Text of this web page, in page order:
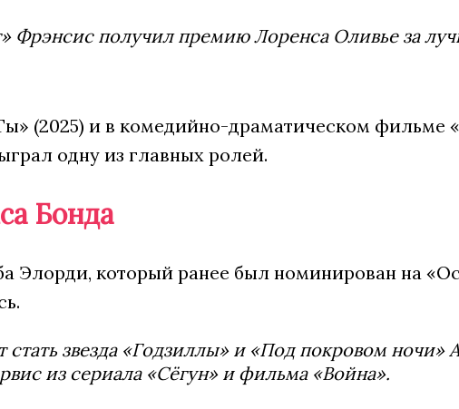
Фрэнсис получил премию Лоренса Оливье за
(2025) и в комедийно-драматическом
одну из главных ролей.
Бонда
Элорди, который ранее был номинирован на
звезда «Годзиллы» и «Под покровом
из сериала «Сёгун» и фильма «Война».